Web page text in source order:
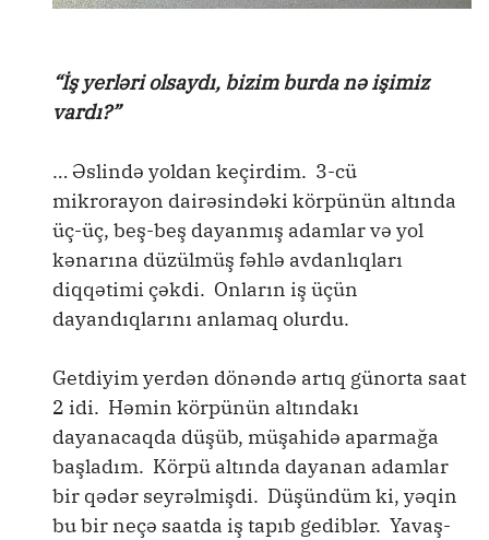
“İş yerləri olsaydı, bizim burda nə işimiz
vardı?”
… Əslində yoldan keçirdim. 3-cü
mikrorayon dairəsindəki körpünün altında
üç-üç, beş-beş dayanmış adamlar və yol
kənarına düzülmüş fəhlə avdanlıqları
diqqətimi çəkdi. Onların iş üçün
dayandıqlarını anlamaq olurdu.
Getdiyim yerdən dönəndə artıq günorta saat
2 idi. Həmin körpünün altındakı
dayanacaqda düşüb, müşahidə aparmağa
başladım. Körpü altında dayanan adamlar
bir qədər seyrəlmişdi. Düşündüm ki, yəqin
bu bir neçə saatda iş tapıb gediblər. Yavaş-